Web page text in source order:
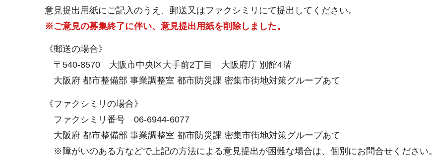
意見提出用紙にご記入のうえ、郵送又はファクシミリにて提出してください。
※ご意見の募集終了に伴い、意見提出用紙を削除しました。
《郵送の場合》
〒540-8570 大阪市中央区大手前2丁目 大阪府庁 別館4階
大阪府 都市整備部 事業調整室 都市防災課 密集市街地対策グループあて
《ファクシミリの場合》
ファクシミリ番号 06-6944-6077
大阪府 都市整備部 事業調整室 都市防災課 密集市街地対策グループあて
※障がいのある方などで上記の方法による意見提出が困難な場合は、個別にお問合せください。